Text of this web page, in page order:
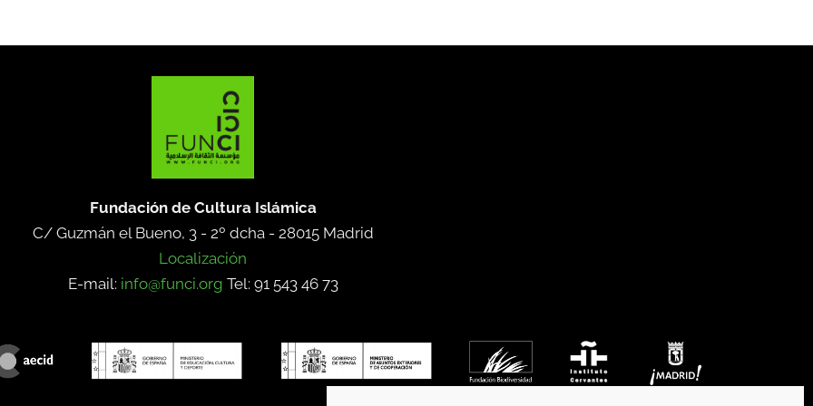
Fundación de Cultura Islámica
C/ Guzmán el Bueno, 3 - 2º dcha - 28015 Madrid
Localización
E-mail: info@funci.org Tel: 91 543 46 73